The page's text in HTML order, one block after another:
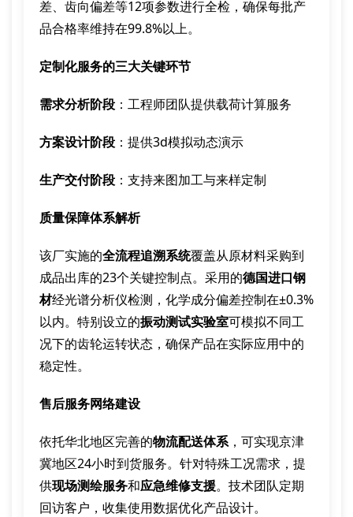
差、齿向偏差等12项参数进行全检，确保每批产
品合格率维持在99.8%以上。
定制化服务的三大关键环节
需求分析阶段 ：工程师团队提供载荷计算服务
方案设计阶段 ：提供3d模拟动态演示
生产交付阶段 ：支持来图加工与来样定制
质量保障体系解析
该厂实施的全流程追溯系统覆盖从原材料采购到
成品出库的23个关键控制点。采用的德国进口钢
材经光谱分析仪检测，化学成分偏差控制在±0.3%
以内。特别设立的振动测试实验室可模拟不同工
况下的齿轮运转状态，确保产品在实际应用中的
稳定性。
售后服务网络建设
依托华北地区完善的物流配送体系，可实现京津
冀地区24小时到货服务。针对特殊工况需求，提
供现场测绘服务和应急维修支援。技术团队定期
回访客户，收集使用数据优化产品设计。